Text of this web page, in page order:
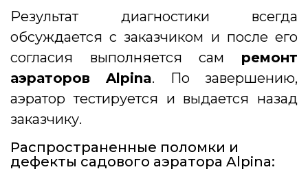
Результат диагностики всегда
обсуждается с заказчиком и после его
согласия выполняется сам ремонт
аэраторов Alpina. По завершению,
аэратор тестируется и выдается назад
заказчику.
Распространенные поломки и
дефекты садового аэратора Alpina: